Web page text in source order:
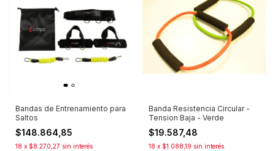
Bandas de Entrenamiento para
Saltos
$148.864,85
18 x $8.270,27 sin interés
Banda Resistencia Circular -
Tension Baja - Verde
$19.587,48
18 x $1.088,19 sin interés